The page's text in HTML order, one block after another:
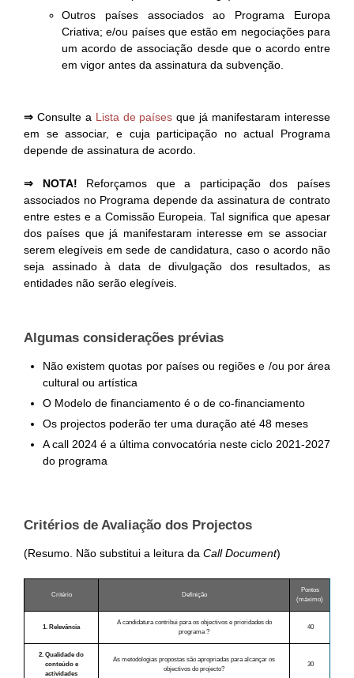
Outros países associados ao Programa Europa
Criativa; e/ou países que estão em negociações para
um acordo de associação desde que o acordo entre
em vigor antes da assinatura da subvenção.
⇒ Consulte a Lista de países que já manifestaram interesse
em se associar, e cuja participação no actual Programa
depende de assinatura de acordo.
⇒ NOTA! Reforçamos que a participação dos países
associados no Programa depende da assinatura de contrato
entre estes e a Comissão Europeia. Tal significa que apesar
dos países que já manifestaram interesse em se associar
serem elegíveis em sede de candidatura, caso o acordo não
seja assinado à data de divulgação dos resultados, as
entidades não serão elegíveis.
Algumas considerações prévias
Não existem quotas por países ou regiões e /ou por área
cultural ou artística
O Modelo de financiamento é o de co-financiamento
Os projectos poderão ter uma duração até 48 meses
A call 2024 é a última convocatória neste ciclo 2021-2027
do programa
Critérios de Avaliação dos Projectos
(Resumo. Não substitui a leitura da Call Document)
Critério Definição
Pontos
(máximo)
1. Relevância
A candidatura contribui para os objectivos e prioridades do
programa ?
40
2. Qualidade do
conteúdo e
actividades
As metodologias propostas são apropriadas para alcançar os
objectivos do projecto?
30